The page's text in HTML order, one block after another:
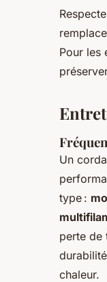
Pour les
Un
type :
perte de
chaleur.